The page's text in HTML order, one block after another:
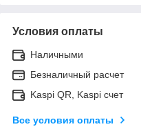
Условия оплаты
Наличными
Безналичный расчет
Kaspi QR, Kaspi счет
Все условия оплаты